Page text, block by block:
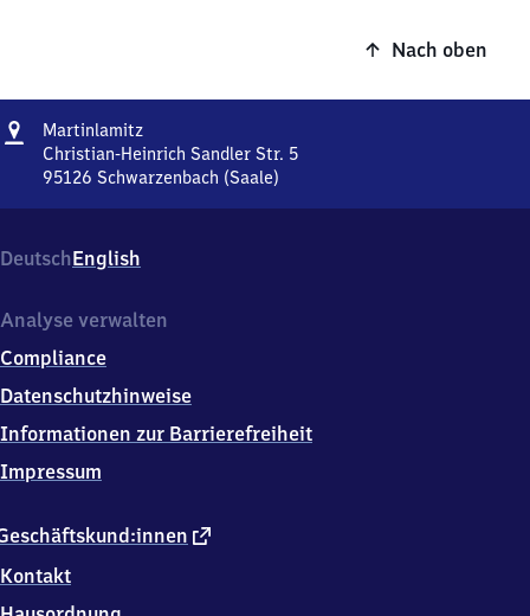
Nach oben
Adresse
MartinlamitzMartinlamitz
Christian-Heinrich Sandler Str. 5
95126 Schwarzenbach (Saale)
Heinrich
Sandler
5,
5
1
6
Schwarzenbach
(Saale)
DeutschEnglish
externer
Kontakt
Analyse verwalten
Compliance
Datenschutzhinweise
Informationen zur Barrierefreiheit
Impressum